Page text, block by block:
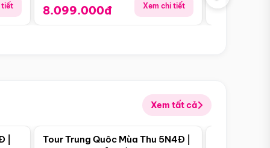
tiết 8.099.000đ Xem chi tiết
Xem tất cả
|
Điểm nổi bật
Tour Trung Quôc Mùa Thu 5N4Đ |